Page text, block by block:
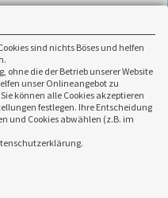
sind nichts Böses und helfen
ohne die der Betrieb unserer Website
unser Onlineangebot zu
können alle Cookies akzeptieren
festlegen. Ihre Entscheidung
und Cookies abwählen (z.B. im